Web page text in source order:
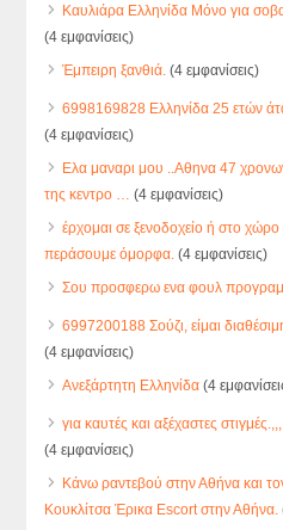
Καυλιάρα Ελληνίδα Μόνο για
(4 εμφανίσεις)
Έμπειρη ξανθιά. (4 εμφανίσεις)
6998169828 Ελληνίδα 25 ετών
(4 εμφανίσεις)
Ελα μαναρι μου ..Αθηνα 47
της κεντρο …
(4 εμφανίσεις)
έρχομαι σε ξενοδοχείο ή στο
περάσουμε όμορφα. (4 εμφανίσεις)
Σου προσφερω ενα φουλ
6997200188 Σούζι, είμαι
(4 εμφανίσεις)
Ανεξάρτητη Ελληνίδα (4
για καυτές και αξέχαστες
(4 εμφανίσεις)
Κάνω ραντεβού στην Αθήνα και
Κουκλίτσα Έρικα Escort στην Αθήνα.